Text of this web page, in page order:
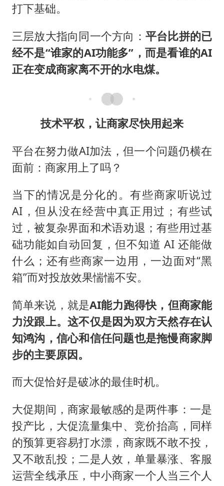
打下基础。
三层放大指向同一个方向： 平台比拼的已
经不是“谁家的AI功能多”，而是看谁的AI
正在变成商家离不开的水电煤。
技术平权，让商家尽快用起来
平台在努力做AI加法，但一个问题仍横在
面前：商家用上了吗？
当下的情况是分化的。有些商家听说过
AI，但从没在经营中真正用过；有些试
过，被复杂界面和术语劝退；有些用过基
础功能如自动回复，但不知道 AI 还能做
什么；还有些商家一边用，一边面对“黑
箱”而对投放效果惴惴不安。
简单来说，就是AI能力跑得快，但商家能
力没跟上。这不仅是因为双方天然存在认
知鸿沟，信心和信任问题也是拖慢商家脚
步的主要原因。
而大促恰好是破冰的最佳时机。
大促期间，商家最敏感的是两件事：一是
投产比，大促流量集中、竞价抬高，同样
的预算更容易打水漂，商家既不敢不投，
又不敢乱投；二是人效，单量暴涨、客服
运营全线承压，中小商家一个人当三个人